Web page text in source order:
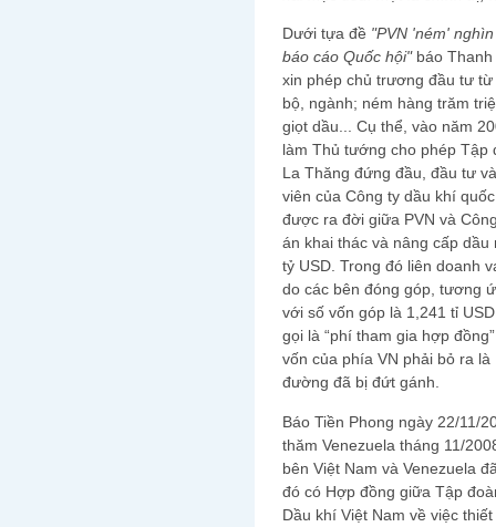
Dưới tựa đề "PVN 'ném'
báo cáo Quốc hội"báo Thanh
xin phép chủ trương đầu tư
bộ, ngành; ném hàng trăm
giọt dầu... Cụ thể, vào năm
làm Thủ tướng cho phép Tập
La Thăng đứng đầu, đầu tư
viên của Công ty dầu khí
được ra đời giữa PVN và
án khai thác và nâng cấp
tỷ USD. Trong đó liên doanh
do các bên đóng góp, tương
với số vốn góp là 1,241 tỉ
gọi là “phí tham gia hợp
vốn của phía VN phải bỏ ra
đường đã bị đứt gánh.
Báo Tiền Phong ngày 22/11/
thăm Venezuela tháng 11/
bên Việt Nam và Venezuela
đó có Hợp đồng giữa Tập
Dầu khí Việt Nam về việc